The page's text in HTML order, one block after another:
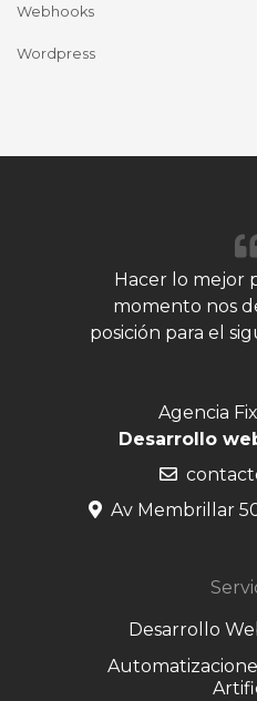
Webhooks
Wordpress
Hacer lo mejor
momento nos
posición para el
Agencia
Desarrollo
Av Membrillar
Desarrollo